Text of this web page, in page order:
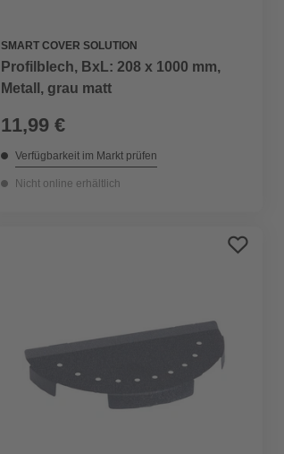
SMART COVER SOLUTION
Profilblech, BxL: 208 x 1000 mm,
Metall, grau matt
11,99 €
Verfügbarkeit im Markt prüfen
Nicht online erhältlich